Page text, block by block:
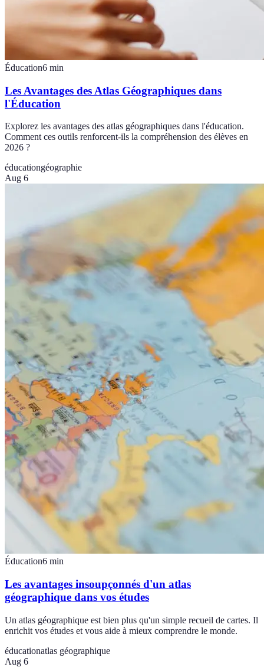
Éducation6 min
Les Avantages des Atlas Géographiques dans
l'Éducation
Explorez les avantages des atlas géographiques dans l'éducation.
Comment ces outils renforcent-ils la compréhension des élèves en
2026 ?
éducationgéographie
Aug 6
Éducation6 min
Les avantages insoupçonnés d'un atlas
géographique dans vos études
Un atlas géographique est bien plus qu'un simple recueil de cartes. Il
enrichit vos études et vous aide à mieux comprendre le monde.
éducationatlas géographique
Aug 6